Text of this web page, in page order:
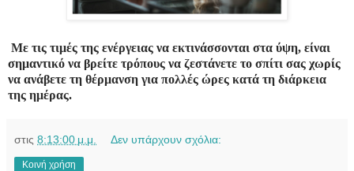
Με τις τιμές της ενέργειας να εκτινάσσονται στα ύψη, είναι
σημαντικό να βρείτε τρόπους να ζεστάνετε το σπίτι σας χωρίς
να ανάβετε τη θέρμανση για πολλές ώρες κατά τη διάρκεια
της ημέρας.
στις 8:13:00 μ.μ. Δεν υπάρχουν σχόλια:
Κοινή χρήση